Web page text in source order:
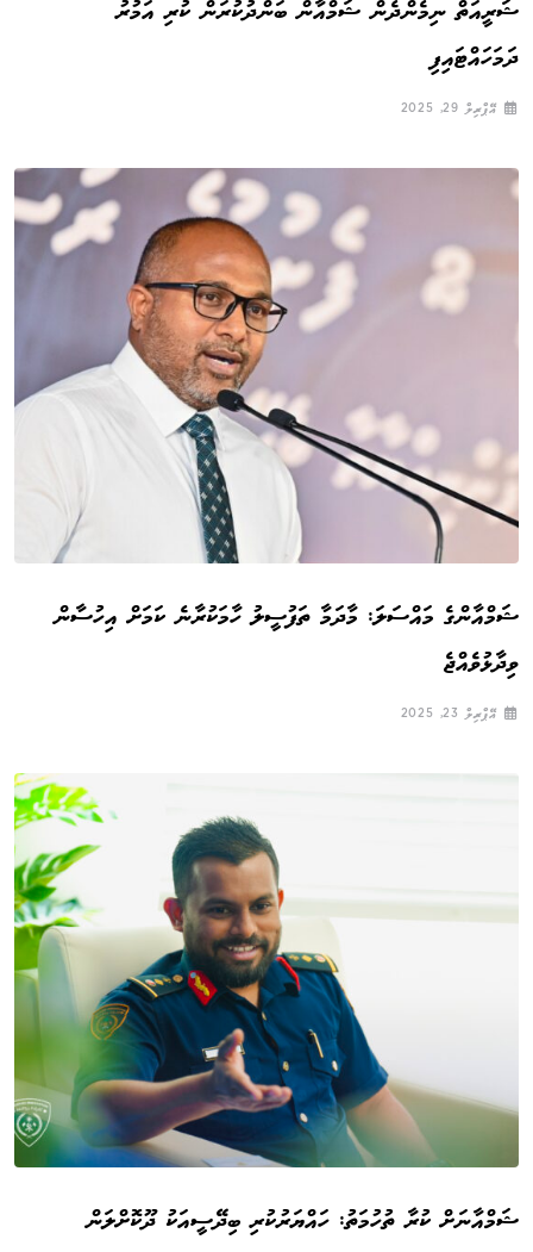
ޝަރީއަތް ނިމެންދެން ޝަމްއާން ބަންދުކުރަން ކުރި އަމުރު
ދަމަހައްޓައިފި
އޭޕްރިލް 29, 2025
ޝަމްއާންގެ މައްސަލަ: މާދަމާ ތަފުސީލު ހާމަކުރާނެ ކަމަށް އިހުސާން
ވިދާޅުވެއްޖެ
އޭޕްރިލް 23, 2025
ޝަމްއާނަށް ކުރާ ތުހުމަތު: ހައްޔަރުކުރި ބިދޭސީއަކު ދޫކޮށްލަން